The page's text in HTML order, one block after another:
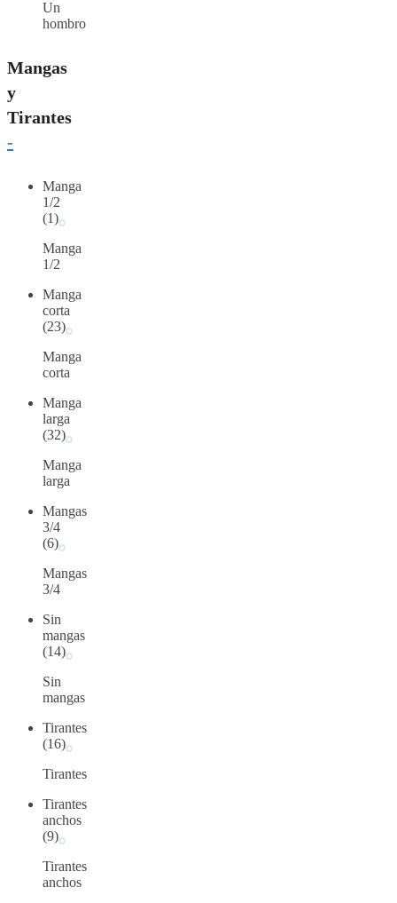
Un
hombro
Mangas
y
Tirantes
-
Manga
1/2
(1)
Manga
1/2
Manga
corta
(23)
Manga
corta
Manga
larga
(32)
Manga
larga
Mangas
3/4
(6)
Mangas
3/4
Sin
mangas
(14)
Sin
mangas
Tirantes
(16)
Tirantes
Tirantes
anchos
(9)
Tirantes
anchos